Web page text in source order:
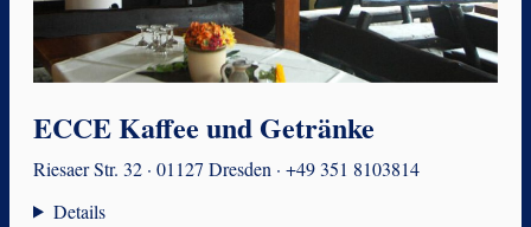
ECCE Kaffee und Getränke
Riesaer Str. 32 · 01127 Dresden · +49 351 8103814
Details